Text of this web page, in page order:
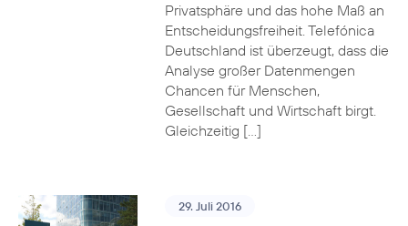
Privatsphäre und das hohe Maß an
Entscheidungsfreiheit. Telefónica
Deutschland ist überzeugt, dass die
Analyse großer Datenmengen
Chancen für Menschen,
Gesellschaft und Wirtschaft birgt.
Gleichzeitig […]
29. Juli 2016